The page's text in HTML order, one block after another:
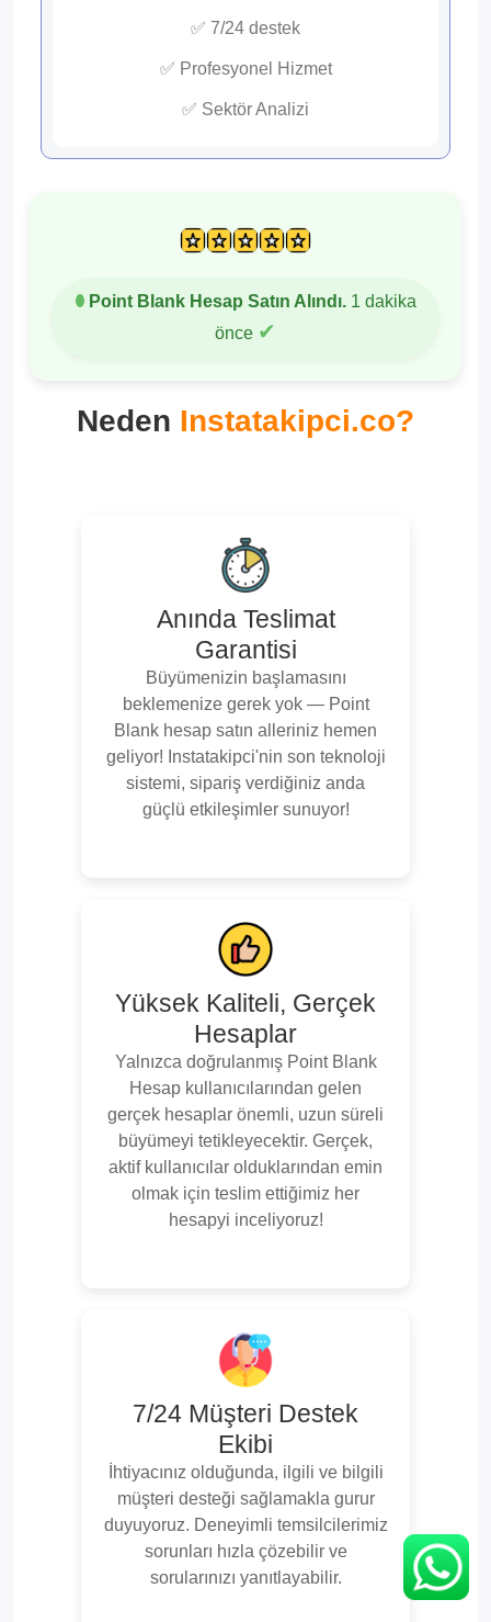
✅ 7/24 destek
✅ Profesyonel Hizmet
✅ Sektör Analizi
Point Blank Hesap Satın Alındı. 1 dakika
önce ✔
Neden Instatakipci.co?
Anında Teslimat
Garantisi
Büyümenizin başlamasını
beklemenize gerek yok — Point
Blank hesap satın alleriniz hemen
geliyor! Instatakipci'nin son teknoloji
sistemi, sipariş verdiğiniz anda
güçlü etkileşimler sunuyor!
Yüksek Kaliteli, Gerçek
Hesaplar
Yalnızca doğrulanmış Point Blank
Hesap kullanıcılarından gelen
gerçek hesaplar önemli, uzun süreli
büyümeyi tetikleyecektir. Gerçek,
aktif kullanıcılar olduklarından emin
olmak için teslim ettiğimiz her
hesapyi inceliyoruz!
7/24 Müşteri Destek
Ekibi
İhtiyacınız olduğunda, ilgili ve bilgili
müşteri desteği sağlamakla gurur
duyuyoruz. Deneyimli temsilcilerimiz
sorunları hızla çözebilir ve
sorularınızı yanıtlayabilir.